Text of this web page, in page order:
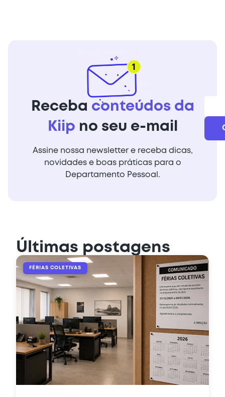
Receba conteúdos da
Kiip no seu e-mail
Assine nossa newsletter e receba dicas,
novidades e boas práticas para o
Departamento Pessoal.
Últimas postagens
FÉRIAS COLETIVAS